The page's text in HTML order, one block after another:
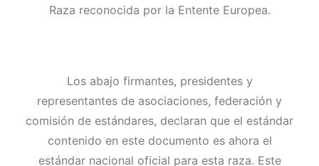
Raza reconocida por la Entente Europea.
Los abajo firmantes, presidentes y
representantes de asociaciones, federación y
comisión de estándares, declaran que el estándar
contenido en este documento es ahora el
estándar nacional oficial para esta raza. Este